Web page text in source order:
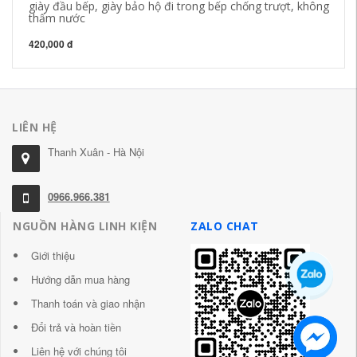
giày đầu bếp, giày bảo hộ đi trong bếp chống trượt, không
thấm nước
420,000 đ
LIÊN HỆ
Thanh Xuân - Hà Nội
0966.966.381
NGUỒN HÀNG LINH KIỆN
Giới thiệu
Hướng dẫn mua hàng
Thanh toán và giao nhận
Đổi trả và hoàn tiền
Liên hệ với chúng tôi
ZALO CHAT